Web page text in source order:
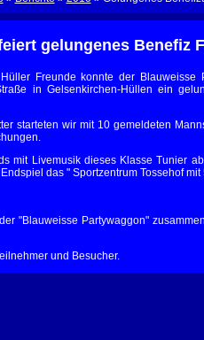
gelungenes Benefiz
Freunde konnte der
in Gelsenkirchen-Hüllen ein
starteten wir mit 10 gemeldeten
mit Livemusik dieses Klasse Tunier
das " Sportzentrum Tossehof mit
"Blauweisse Partywaggon"
und Besucher.